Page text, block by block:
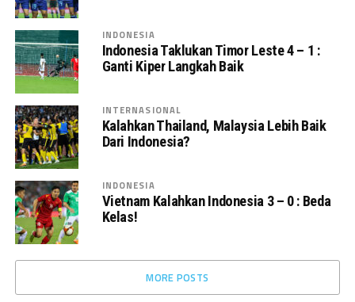
INDONESIA
Indonesia Taklukan Timor Leste 4 – 1 :
Ganti Kiper Langkah Baik
INTERNASIONAL
Kalahkan Thailand, Malaysia Lebih Baik
Dari Indonesia?
INDONESIA
Vietnam Kalahkan Indonesia 3 – 0 : Beda
Kelas!
MORE POSTS